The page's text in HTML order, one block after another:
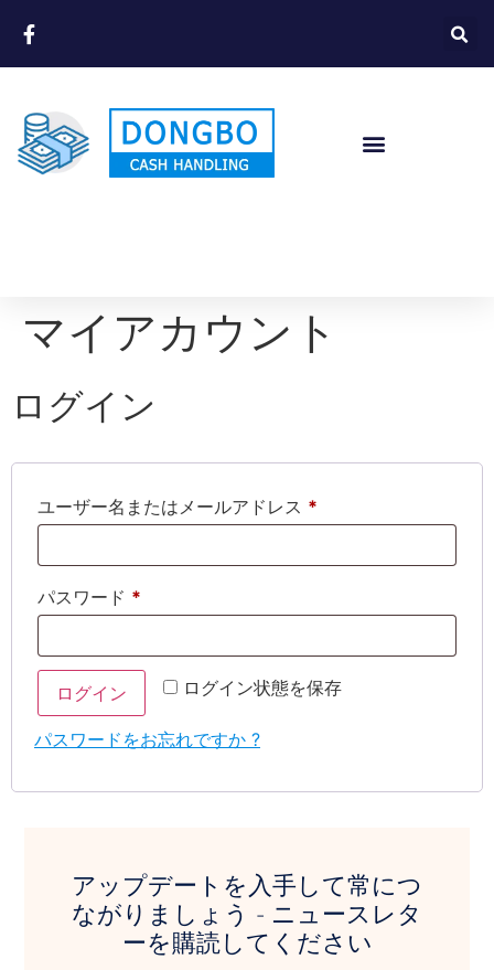
マイアカウント
ログイン
ユーザー名またはメールアドレス *
パスワード *
ログイン状態を保存
ログイン
パスワードをお忘れですか ?
アップデートを入手して常につ
ながりましょう - ニュースレタ
ーを購読してください